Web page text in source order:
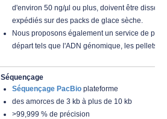
d'environ 50 ng/µl ou plus, doivent être
expédiés sur des packs de glace sèche.
Nous proposons également un service de
départ tels que l'ADN génomique, les pellets
Séquençage
Séquençage PacBio plateforme
des amorces de 3 kb à plus de 10 kb
>99,999 % de précision